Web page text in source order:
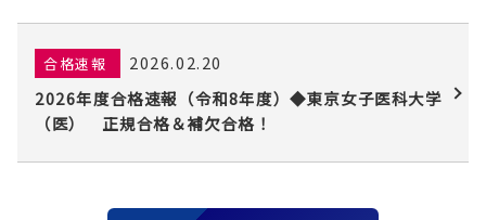
合格速報
2026.02.20
2026年度合格速報（令和8年度）◆東京女子医科大学
（医） 正規合格＆補欠合格！